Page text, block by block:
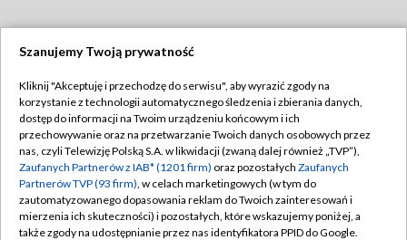
TVP
Abonament TVP
Emisja w TVP
Centrum informacji TVP
Naziemna Telewizja Cyfrowa
Regulamin TVP
Polityka prywatności
Moje zgody
Pomoc
Szanujemy Twoją prywatność
Kliknij "Akceptuję i przechodzę do serwisu", aby wyrazić zgody na
korzystanie z technologii automatycznego śledzenia i zbierania danych,
dostęp do informacji na Twoim urządzeniu końcowym i ich
przechowywanie oraz na przetwarzanie Twoich danych osobowych przez
nas, czyli Telewizję Polską S.A. w likwidacji (zwaną dalej również „TVP”),
Zaufanych Partnerów z IAB* (1201 firm) oraz pozostałych Zaufanych
Partnerów TVP (93 firm), w celach marketingowych (w tym do
zautomatyzowanego dopasowania reklam do Twoich zainteresowań i
mierzenia ich skuteczności) i pozostałych, które wskazujemy poniżej, a
także zgody na udostępnianie przez nas identyfikatora PPID do Google.